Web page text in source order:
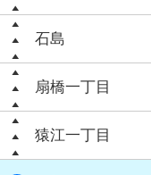
石島
扇橋一丁目
猿江一丁目